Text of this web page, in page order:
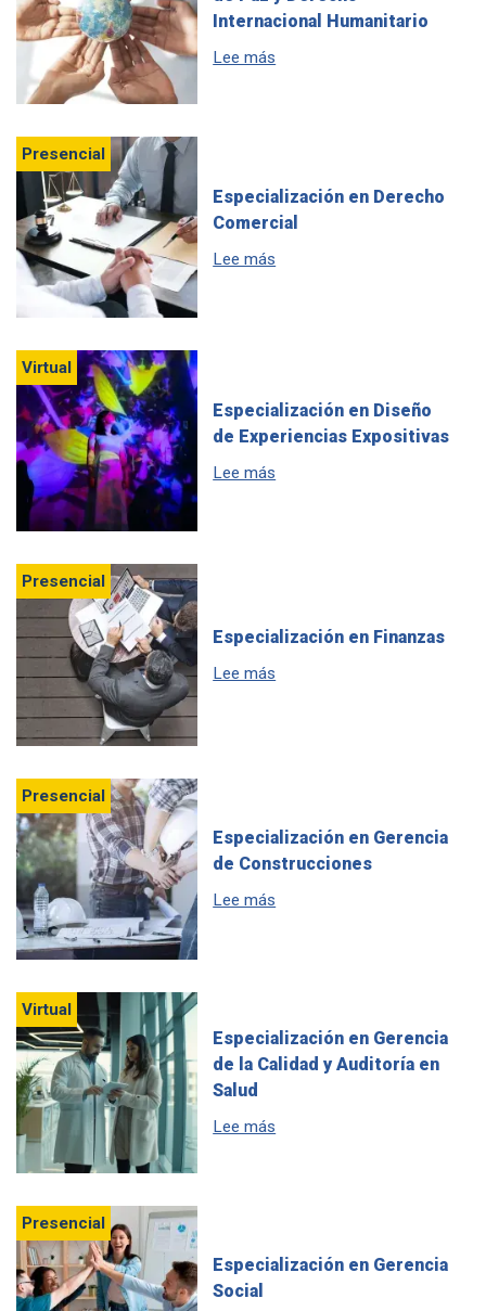
Internacional Humanitario
Lee más
Presencial
Especialización en Derecho
Comercial
Lee más
Virtual
Especialización en Diseño
de Experiencias Expositivas
Lee más
Presencial
Especialización en Finanzas
Lee más
Presencial
Especialización en Gerencia
de Construcciones
Lee más
Virtual
Especialización en Gerencia
de la Calidad y Auditoría en
Salud
Lee más
Presencial
Especialización en Gerencia
Social